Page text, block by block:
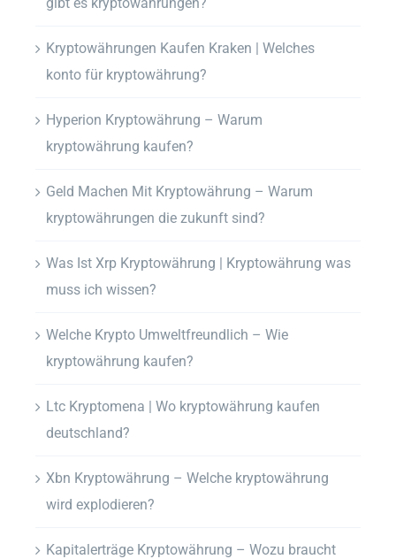
Kryptowährungen Kaufen Kraken | Welches
konto für kryptowährung?
Hyperion Kryptowährung – Warum
kryptowährung kaufen?
Geld Machen Mit Kryptowährung – Warum
kryptowährungen die zukunft sind?
Was Ist Xrp Kryptowährung | Kryptowährung was
muss ich wissen?
Welche Krypto Umweltfreundlich – Wie
kryptowährung kaufen?
Ltc Kryptomena | Wo kryptowährung kaufen
deutschland?
Xbn Kryptowährung – Welche kryptowährung
wird explodieren?
Kapitalerträge Kryptowährung – Wozu braucht